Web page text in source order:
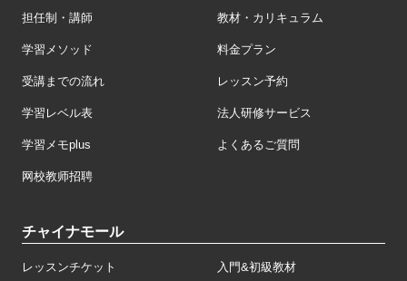
担任制・講師 教材・カリキュラム
学習メソッド 料金プラン
受講までの流れ レッスン予約
学習レベル表 法人研修サービス
学習メモplus よくあるご質問
网校教师招聘
チャイナモール
レッスンチケット 入門&初級教材